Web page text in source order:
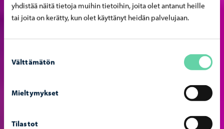
yhdistää näitä tietoja muihin tietoihin, joita olet antanut heille
tai joita on kerätty, kun olet käyttänyt heidän palvelujaan.
valinta
Välttämätön
Mieltymykset
Tilastot